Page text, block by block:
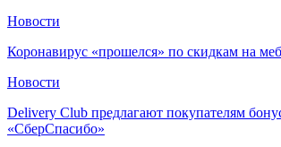
Новости
Коронавирус «прошелся» по скидкам на
Новости
Delivery Club предлагают покупателям
«СберСпасибо»